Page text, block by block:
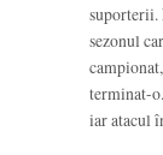
suporterii.
sezonul
terminat-
iar atacul